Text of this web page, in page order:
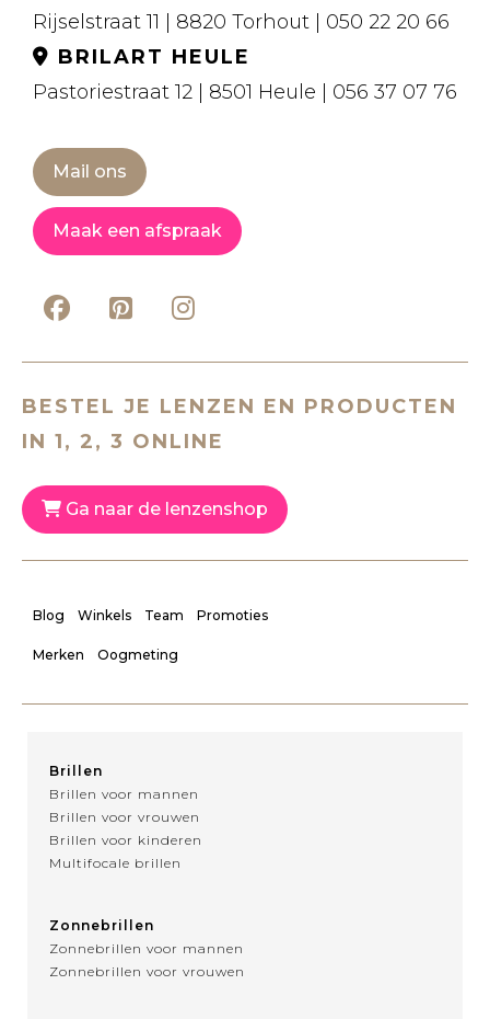
Rijselstraat 11 | 8820 Torhout | 050 22 20 66
BRILART HEULE
Pastoriestraat 12 | 8501 Heule | 056 37 07 76
Mail ons
Maak een afspraak
BESTEL JE LENZEN EN PRODUCTEN
IN 1, 2, 3 ONLINE
Ga naar de lenzenshop
Blog Winkels Team Promoties
Merken Oogmeting
Brillen
Brillen voor mannen
Brillen voor vrouwen
Brillen voor kinderen
Multifocale brillen
Zonnebrillen
Zonnebrillen voor mannen
Zonnebrillen voor vrouwen